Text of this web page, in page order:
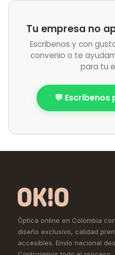
Tu empresa no
Escribenos y con
convenio o te
para tu
💬
Óptica online en Colombia
diseño exclusivo, calidad
accesibles. Envío nacional